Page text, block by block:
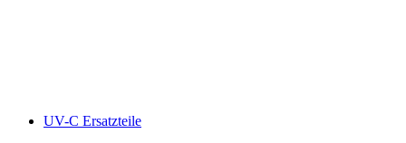
UV-C Ersatzteile